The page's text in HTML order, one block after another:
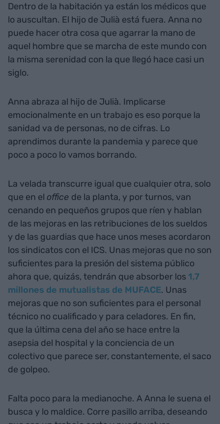
Dentro de la habitación ya están los médicos que
lo auscultan. El hijo de Julià está fuera. Anna no
puede hacer otra cosa que agarrar la mano de
aquel hombre que se marcha de este mundo con
la misma serenidad con la que llegó hace casi un
siglo.
Anna abraza al hijo de Julià. Implicarse
emocionalmente en un trabajo es eso porque la
sanidad va de personas, no de cifras. Lo
aprendimos durante la pandemia y parece que
poco a poco lo vamos borrando.
La velada transcurre igual que cualquier otra, solo
que en el office de la planta, y por turnos, van
cenando en pequeños grupos que ríen y hablan
de las mejoras en las retribuciones de los sueldos
y de las guardias que hace unos meses acordaron
los sindicatos con el ICS. Unas mejoras que no son
suficientes para la presión del sistema público
ahora que, quizás, tendrán que absorber los 1,7
millones de mutualistas de MUFACE. Unas
mejoras que no son suficientes para el personal
técnico no cualificado y para celadores. En fin,
que la última cena del año se hace entre la
asepsia del hospital y la conciencia de un
colectivo que parece ser, constantemente, el saco
de golpeo.
Falta poco para la medianoche. A Anna le suena el
busca y lo maldice. Corre pasillo arriba, deseando